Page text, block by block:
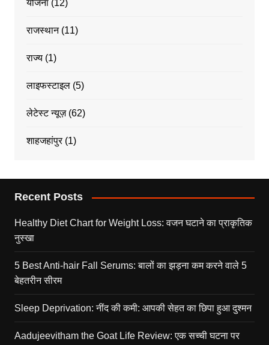
योजना(12)
राजस्थान(11)
राज्य(1)
लाइफस्टाइल(5)
लेटेस्ट न्यूज़(62)
शाहजहांपुर(1)
Recent Posts
Healthy Diet Chart for Weight Loss: वजन घटाने का प्राकृतिक
नुस्खा
5 Best Anti-hair Fall Serums: बालों का झड़ना कम करने वाले 5
बेहतरीन सीरम
Sleep Deprivation: नींद की कमी: आपकी सेहत का छिपा हुआ दुश्मन
Aadujeevitham the Goat Life Review: एक सच्ची घटना पर